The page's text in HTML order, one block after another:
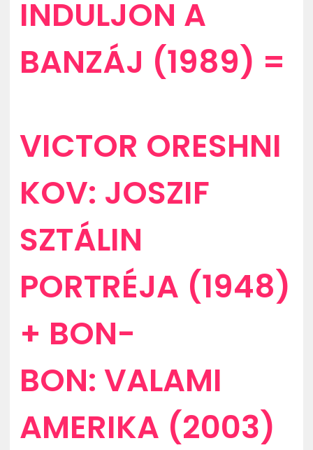
INDULJON A
BANZÁJ (1989) =
VICTOR ORESHNI
KOV: JOSZIF
SZTÁLIN
PORTRÉJA (1948)
+ BON-
BON: VALAMI
AMERIKA (2003)